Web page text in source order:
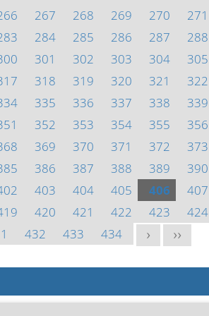
267 268 269 270 271
284 285 286 287 288
301 302 303 304 305
318 319 320 321 322
335 336 337 338 339
352 353 354 355 356
369 370 371 372 373
386 387 388 389 390
403 404 405 406 407
420 421 422 423 424
432 433 434 > >>